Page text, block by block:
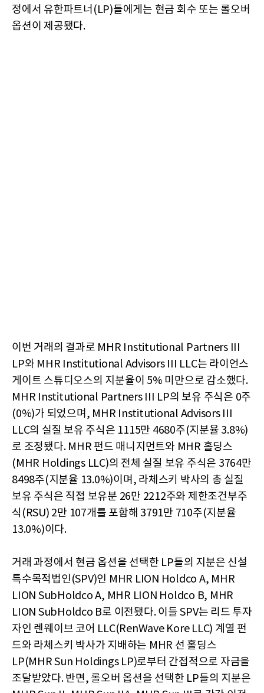
정에서 유한파트너(LP)들에게는 현금 회수 또는 롤오버
옵션이 제공됐다.
이번 거래의 결과로 MHR Institutional Partners III
LP와 MHR Institutional Advisors III LLC는 라이언스
게이트 스튜디오스의 지분율이 5% 미만으로 감소했다.
MHR Institutional Partners III LP의 보유 주식은 0주
(0%)가 되었으며, MHR Institutional Advisors III
LLC의 실질 보유 주식은 1115만 4680주(지분율 3.8%)
로 조정됐다. MHR 펀드 매니지먼트와 MHR 홀딩스
(MHR Holdings LLC)의 전체 실질 보유 주식은 3764만
8498주(지분율 13.0%)이며, 라체스키 박사의 총 실질
보유 주식은 직접 보유분 26만 2212주와 제한조건부주
식(RSU) 2만 107개를 포함해 3791만 710주(지분율
13.0%)이다.
거래 과정에서 현금 옵션을 선택한 LP들의 지분은 신설
특수목적법인(SPV)인 MHR LION Holdco A, MHR
LION SubHoldco A, MHR LION Holdco B, MHR
LION SubHoldco B로 이전됐다. 이들 SPV는 리드 투자
자인 렌웨이브 코어 LLC(RenWave Kore LLC) 계열 펀
드와 라체스키 박사가 지배하는 MHR 선 홀딩스
LP(MHR Sun Holdings LP)로부터 간접적으로 자금을
조달받았다. 반면, 롤오버 옵션을 선택한 LP들의 지분은